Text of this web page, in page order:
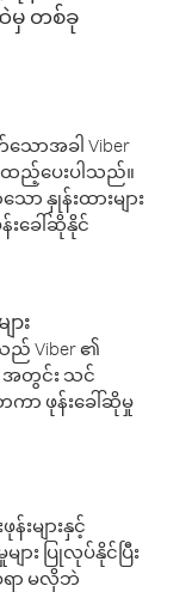
မှ တစ်ခု
ာအခါ Viber
ည့်ပေးပါသည်။
နှုန်းထားများ
ခေါ်ဆိုနိုင်
း
ည် Viber ၏
အတွင်း သင်
ာ ဖုန်းခေါ်ဆိုမှု
များနှင့်
ား ပြုလုပ်နိုင်ပြီး
ာ မလိုဘဲ